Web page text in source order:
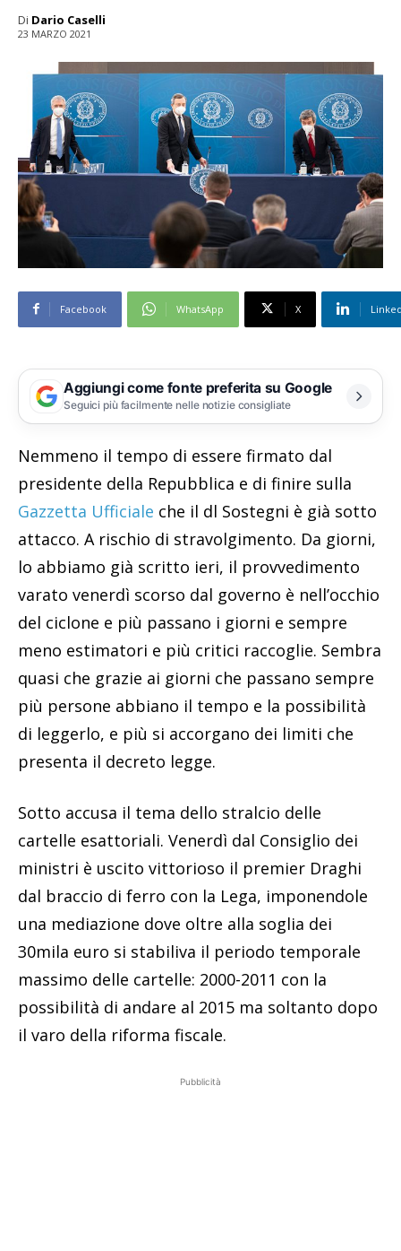
Di Dario Caselli
23 MARZO 2021
Facebook WhatsApp X
Aggiungi come fonte preferita su Google
Seguici più facilmente nelle notizie consigliate
Nemmeno il tempo di essere firmato dal
presidente della Repubblica e di finire sulla
Gazzetta Ufficiale che il dl Sostegni è già sotto
attacco. A rischio di stravolgimento. Da giorni,
lo abbiamo già scritto ieri, il provvedimento
varato venerdì scorso dal governo è nell’occhio
del ciclone e più passano i giorni e sempre
meno estimatori e più critici raccoglie. Sembra
quasi che grazie ai giorni che passano sempre
più persone abbiano il tempo e la possibilità
di leggerlo, e più si accorgano dei limiti che
presenta il decreto legge.
Sotto accusa il tema dello stralcio delle
cartelle esattoriali. Venerdì dal Consiglio dei
ministri è uscito vittorioso il premier Draghi
dal braccio di ferro con la Lega, imponendole
una mediazione dove oltre alla soglia dei
30mila euro si stabiliva il periodo temporale
massimo delle cartelle: 2000-2011 con la
possibilità di andare al 2015 ma soltanto dopo
il varo della riforma fiscale.
Pubblicità